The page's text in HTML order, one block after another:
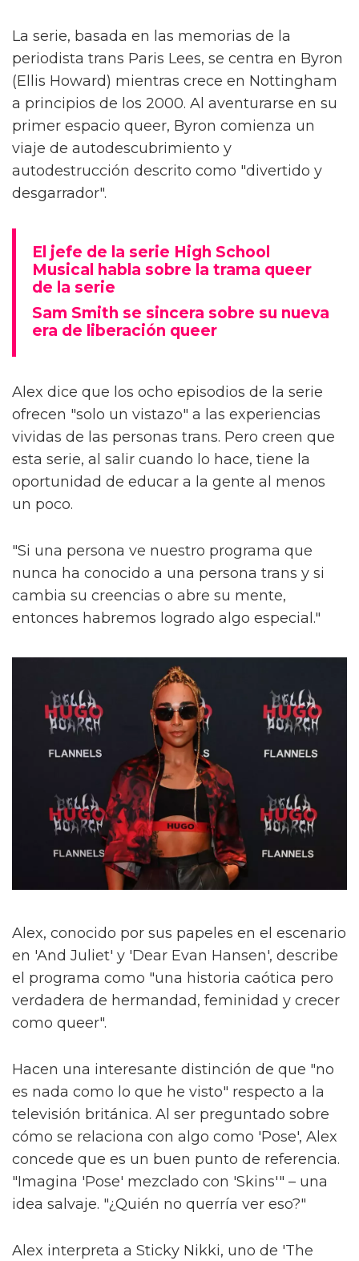
La serie, basada en las memorias de la
periodista trans Paris Lees, se centra en Byron
(Ellis Howard) mientras crece en Nottingham
a principios de los 2000. Al aventurarse en su
primer espacio queer, Byron comienza un
viaje de autodescubrimiento y
autodestrucción descrito como "divertido y
desgarrador".
El jefe de la serie High School
Musical habla sobre la trama queer
de la serie
Sam Smith se sincera sobre su nueva
era de liberación queer
Alex dice que los ocho episodios de la serie
ofrecen "solo un vistazo" a las experiencias
vividas de las personas trans. Pero creen que
esta serie, al salir cuando lo hace, tiene la
oportunidad de educar a la gente al menos
un poco.
"Si una persona ve nuestro programa que
nunca ha conocido a una persona trans y si
cambia su creencias o abre su mente,
entonces habremos logrado algo especial."
Alex, conocido por sus papeles en el escenario
en 'And Juliet' y 'Dear Evan Hansen', describe
el programa como "una historia caótica pero
verdadera de hermandad, feminidad y crecer
como queer".
Hacen una interesante distinción de que "no
es nada como lo que he visto" respecto a la
televisión británica. Al ser preguntado sobre
cómo se relaciona con algo como 'Pose', Alex
concede que es un buen punto de referencia.
"Imagina 'Pose' mezclado con 'Skins'" – una
idea salvaje. "¿Quién no querría ver eso?"
Alex interpreta a Sticky Nikki, uno de 'The